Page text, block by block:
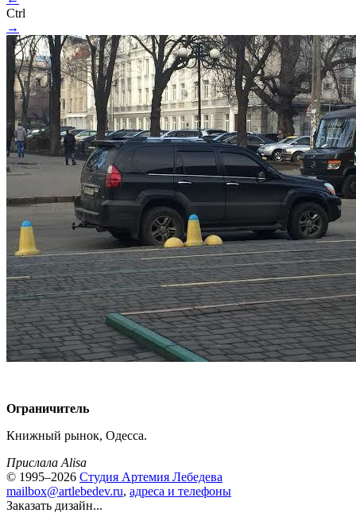
Ctrl
→
Ограничитель
Книжный рынок, Одесса.
Прислала Alisa
© 1995–2026 Студия Артемия Лебедева
mailbox@artlebedev.ru, адреса и телефоны
Заказать дизайн...